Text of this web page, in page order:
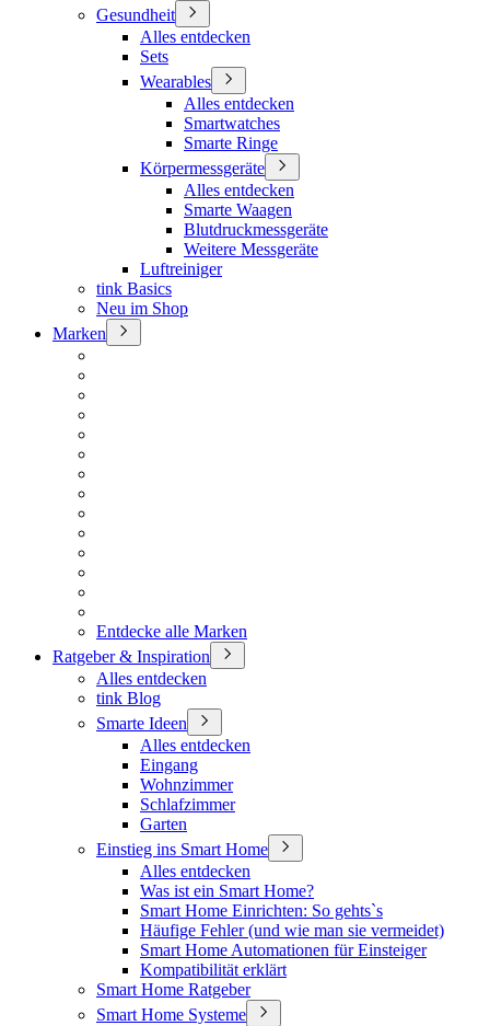
Gesundheit
Alles entdecken
Sets
Wearables
Alles entdecken
Smartwatches
Smarte Ringe
Körpermessgeräte
Alles entdecken
Smarte Waagen
Blutdruckmessgeräte
Weitere Messgeräte
Luftreiniger
tink Basics
Neu im Shop
Marken
Entdecke alle Marken
Ratgeber & Inspiration
Alles entdecken
tink Blog
Smarte Ideen
Alles entdecken
Eingang
Wohnzimmer
Schlafzimmer
Garten
Einstieg ins Smart Home
Alles entdecken
Was ist ein Smart Home?
Smart Home Einrichten: So gehts`s
Häufige Fehler (und wie man sie vermeidet)
Smart Home Automationen für Einsteiger
Kompatibilität erklärt
Smart Home Ratgeber
Smart Home Systeme